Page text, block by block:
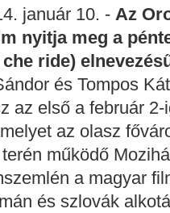
január 10. - Az
nyitja meg a
ride)
és Tompos
az első a február
az olasz
működő
a magyar
és szlovák